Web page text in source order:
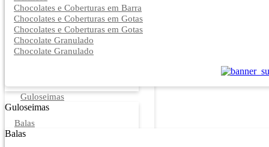
Chocolates e Coberturas em Barra
Chocolates e Coberturas em Gotas
Chocolates e Coberturas em Gotas
Chocolate Granulado
Chocolate Granulado
Guloseimas
Guloseimas
Balas
Balas